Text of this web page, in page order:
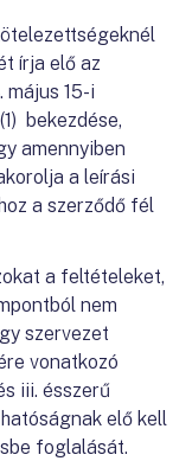
írja elő az
május 15-i
bekezdése,
amennyiben
a leírási
a szerződő fél
a feltételeket,
nem
szervezet
vonatkozó
iii. ésszerű
elő kell
foglalását.